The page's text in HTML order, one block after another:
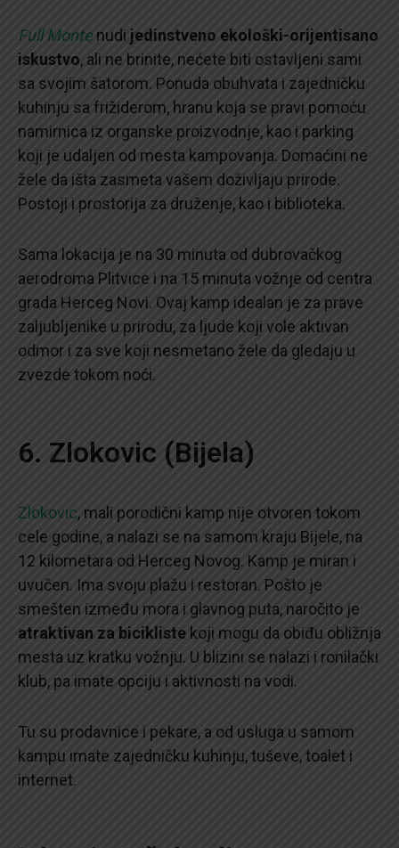
Full Monte nudi jedinstveno ekološki-orijentisano
iskustvo, ali ne brinite, nećete biti ostavljeni sami
sa svojim šatorom. Ponuda obuhvata i zajedničku
kuhinju sa frižiderom, hranu koja se pravi pomoću
namirnica iz organske proizvodnje, kao i parking
koji je udaljen od mesta kampovanja. Domaćini ne
žele da išta zasmeta vašem doživljaju prirode.
Postoji i prostorija za druženje, kao i biblioteka.
Sama lokacija je na 30 minuta od dubrovačkog
aerodroma Plitvice i na 15 minuta vožnje od centra
grada Herceg Novi. Ovaj kamp idealan je za prave
zaljubljenike u prirodu, za ljude koji vole aktivan
odmor i za sve koji nesmetano žele da gledaju u
zvezde tokom noći.
6. Zlokovic (Bijela)
Zlokovic, mali porodični kamp nije otvoren tokom
cele godine, a nalazi se na samom kraju Bijele, na
12 kilometara od Herceg Novog. Kamp je miran i
uvučen. Ima svoju plažu i restoran. Pošto je
smešten između mora i glavnog puta, naročito je
atraktivan za bicikliste koji mogu da obiđu obližnja
mesta uz kratku vožnju. U blizini se nalazi i ronilački
klub, pa imate opciju i aktivnosti na vodi.
Tu su prodavnice i pekare, a od usluga u samom
kampu imate zajedničku kuhinju, tuševe, toalet i
internet.